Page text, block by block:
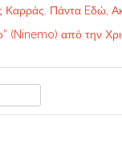
Καρράς. Πάντα Eδώ,
(Ninemo) από την